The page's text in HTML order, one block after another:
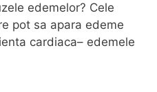
edemelor? Cele
pot sa apara edeme
cardiaca– edemele